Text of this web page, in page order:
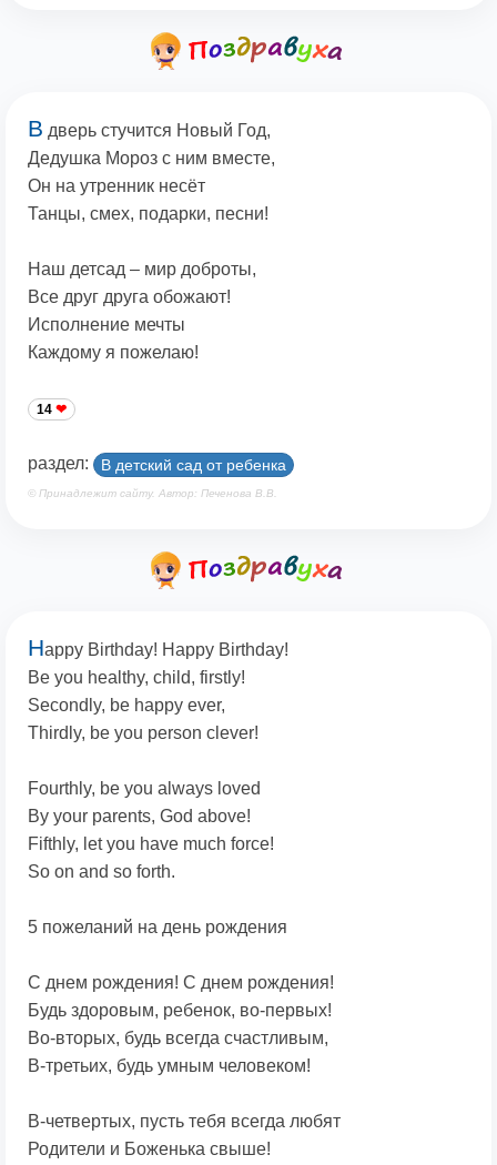
В дверь стучится Новый Год,
Дедушка Мороз с ним вместе,
Он на утренник несёт
Танцы, смех, подарки, песни!
Наш детсад – мир доброты,
Все друг друга обожают!
Исполнение мечты
Каждому я пожелаю!
14
раздел: В детский сад от ребенка
© Принадлежит сайту. Автор: Печенова В.В.
Happy Birthday! Happy Birthday!
Be you healthy, child, firstly!
Secondly, be happy ever,
Thirdly, be you person clever!
Fourthly, be you always loved
By your parents, God above!
Fifthly, let you have much force!
So on and so forth.
5 пожеланий на день рождения
С днем рождения! С днем рождения!
Будь здоровым, ребенок, во-первых!
Во-вторых, будь всегда счастливым,
В-третьих, будь умным человеком!
В-четвертых, пусть тебя всегда любят
Родители и Боженька свыше!